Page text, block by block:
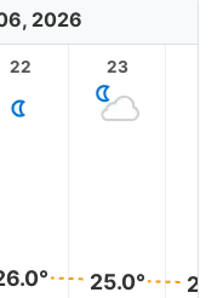
2026
22 23
25.0°